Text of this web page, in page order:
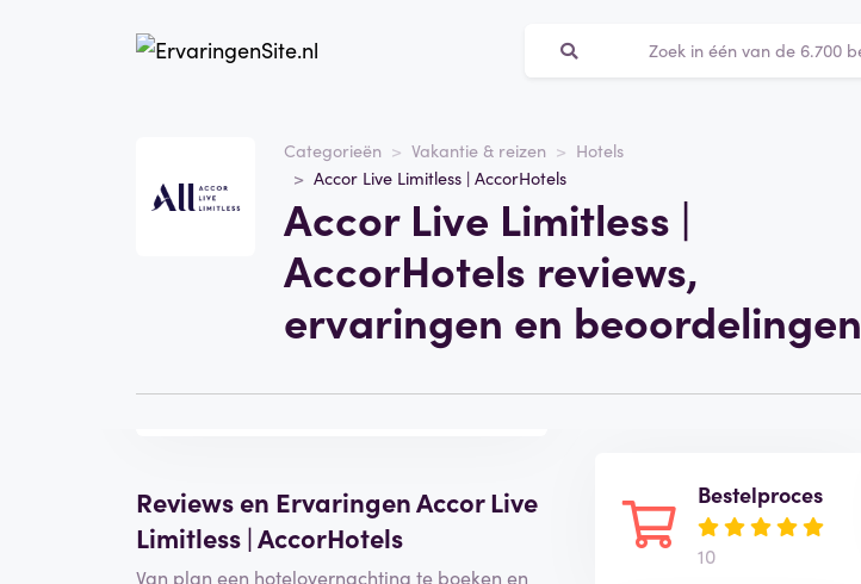
Categorieën Vakantie & reizen
Hotels
Accor Live Limitless | AccorHotels
Accor Live Limitless |
AccorHotels reviews,
ervaringen en beoordelingen
Website
Accor Live Limitless |
AccorHotels
Categorie
Vakantie & reizen
Reviews en Ervaringen Accor Live
Limitless | AccorHotels
Van plan een hotelovernachting te boeken en
Bestelproces
10